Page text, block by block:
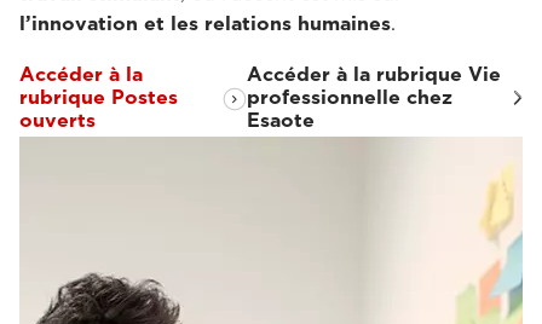
l’innovation et les relations humaines.
Accéder à la
rubrique Postes
ouverts
Accéder à la rubrique Vie
professionnelle chez
Esaote